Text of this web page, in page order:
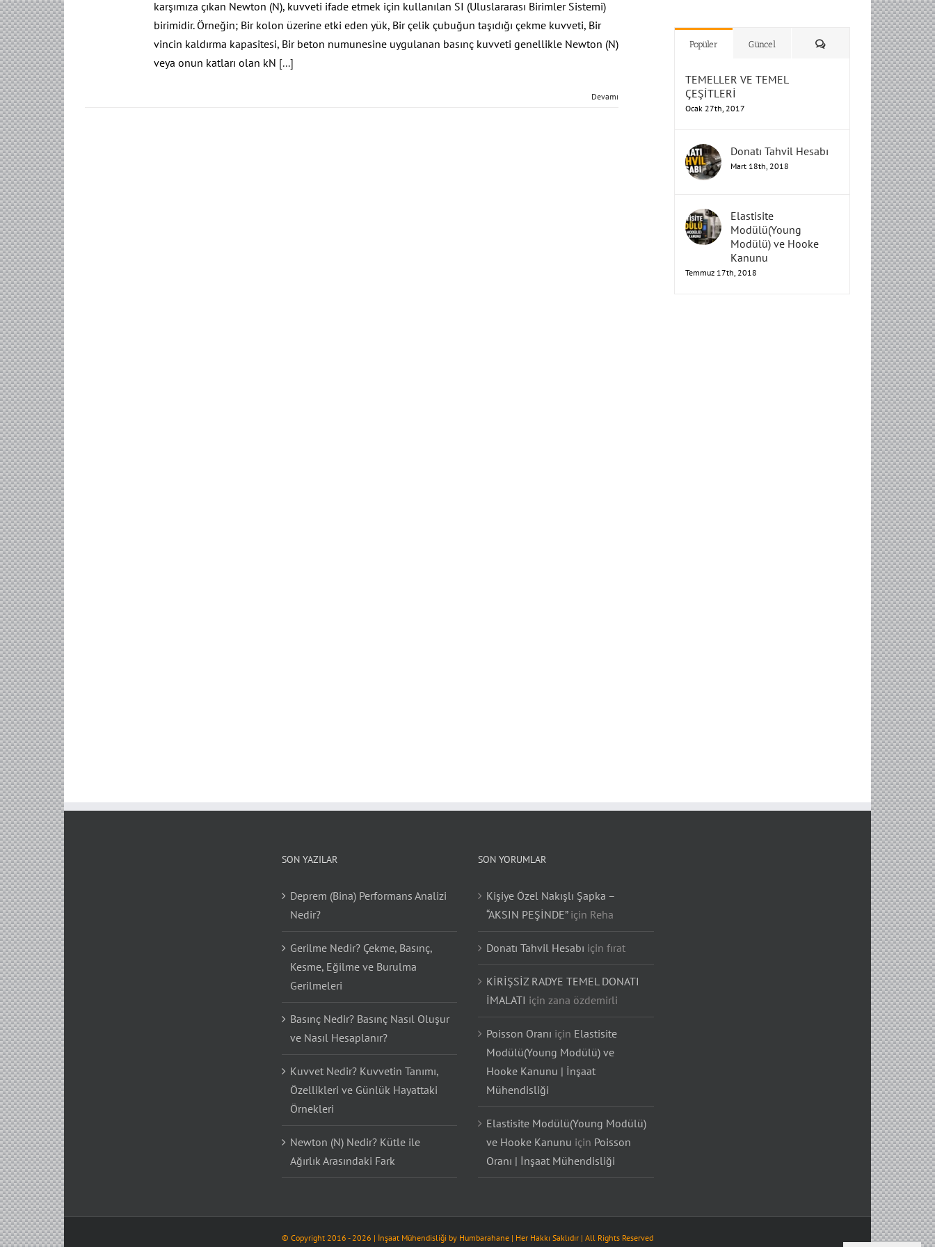
karşımıza çıkan Newton (N), kuvveti ifade etmek için kullanılan SI (Uluslararası Birimler Sistemi)
birimidir. Örneğin; Bir kolon üzerine etki eden yük, Bir çelik çubuğun taşıdığı çekme kuvveti, Bir
vincin kaldırma kapasitesi, Bir beton numunesine uygulanan basınç kuvveti genellikle Newton (N)
veya onun katları olan kN [...]
Devamı
TEMELLER VE TEMEL
ÇEŞİTLERİ
Donatı Tahvil Hesabı
Elastisite
Modülü(Young
Modülü) ve Hooke
Kanunu
Deprem (Bina) Performans Analizi
Nedir?
Gerilme Nedir? Çekme, Basınç,
Kesme, Eğilme ve Burulma
Gerilmeleri
Basınç Nedir? Basınç Nasıl Oluşur
ve Nasıl Hesaplanır?
Kuvvet Nedir? Kuvvetin Tanımı,
Özellikleri ve Günlük Hayattaki
Örnekleri
Newton (N) Nedir? Kütle ile
Ağırlık Arasındaki Fark
Kişiye Özel Nakışlı Şapka –
“AKSIN PEŞİNDE”içinReha
Donatı Tahvil Hesabıiçinfırat
KİRİŞSİZ RADYE TEMEL DONATI
İMALATIiçinzana özdemirli
Poisson OranıiçinElastisite
Modülü(Young Modülü) ve
Hooke Kanunu | İnşaat
Mühendisliği
Elastisite Modülü(Young Modülü)
ve Hooke KanunuiçinPoisson
Oranı | İnşaat Mühendisliği